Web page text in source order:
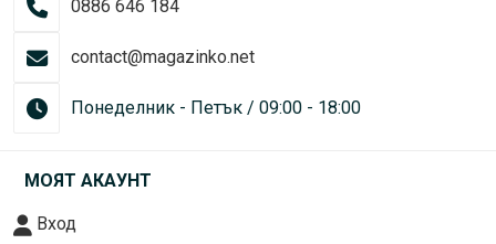
0886 646 184
contact@magazinko.net
Понеделник - Петък / 09:00 - 18:00
МОЯТ АКАУНТ
Вход